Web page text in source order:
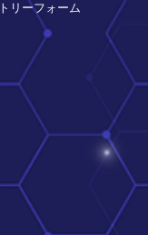
リーフォーム